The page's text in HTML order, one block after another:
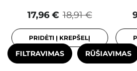
18,91 €
17,96 €
PRIDĖTI Į KREPŠELĮ
FILTRAVIMAS RŪŠIAVIMAS